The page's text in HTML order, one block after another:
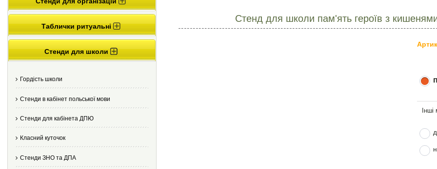
Таблички ритуальні
Стенди для школи
Гордість школи
Стенди в кабінет польської мови
Стенди для кабінета ДПЮ
Класний куточок
Стенди ЗНО та ДПА
Стенд для школи пам'ять героїв з